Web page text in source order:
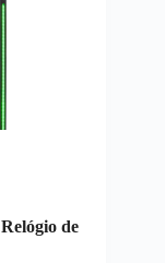
Relógio de